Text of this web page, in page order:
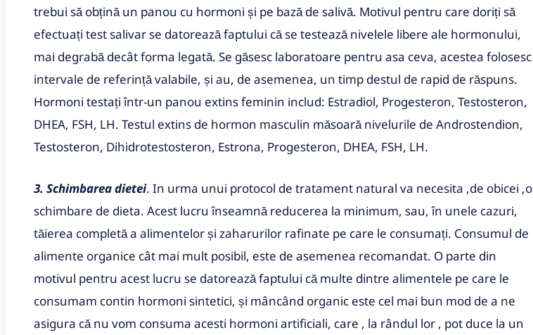
trebui să obțină un panou cu hormoni și pe bază de salivă. Motivul pentru care doriți să
efectuați test salivar se datorează faptului că se testează nivelele libere ale hormonului,
mai degrabă decât forma legată. Se găsesc laboratoare pentru asa ceva, acestea folosesc
intervale de referință valabile, și au, de asemenea, un timp destul de rapid de răspuns.
Hormoni testați într-un panou extins feminin includ: Estradiol, Progesteron, Testosteron,
DHEA, FSH, LH. Testul extins de hormon masculin măsoară nivelurile de Androstendion,
Testosteron, Dihidrotestosteron, Estrona, Progesteron, DHEA, FSH, LH.
3. Schimbarea dietei. In urma unui protocol de tratament natural va necesita ,de obicei ,o
schimbare de dieta. Acest lucru înseamnă reducerea la minimum, sau, în unele cazuri,
tăierea completă a alimentelor și zaharurilor rafinate pe care le consumați. Consumul de
alimente organice cât mai mult posibil, este de asemenea recomandat. O parte din
motivul pentru acest lucru se datorează faptului că multe dintre alimentele pe care le
consumam contin hormoni sintetici, și mâncând organic este cel mai bun mod de a ne
asigura că nu vom consuma acesti hormoni artificiali, care , la rândul lor , pot duce la un